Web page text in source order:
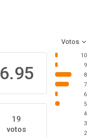
Votos
6.95
19
votos
10
9
8
7
6
5
4
3
2